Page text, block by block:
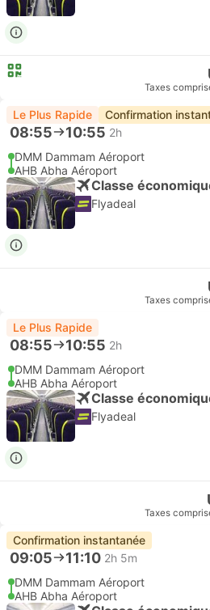
Taxes
Le Plus Rapide Confirmation
08:55 10:55 2h
DMM Dammam Aéroport
AHB Abha Aéroport
Classe
Flyadeal
Taxes
Le Plus Rapide
08:55 10:55 2h
DMM Dammam Aéroport
AHB Abha Aéroport
Classe
Flyadeal
Taxes
Confirmation instantanée
09:05 11:10 2h 5m
DMM Dammam Aéroport
AHB Abha Aéroport